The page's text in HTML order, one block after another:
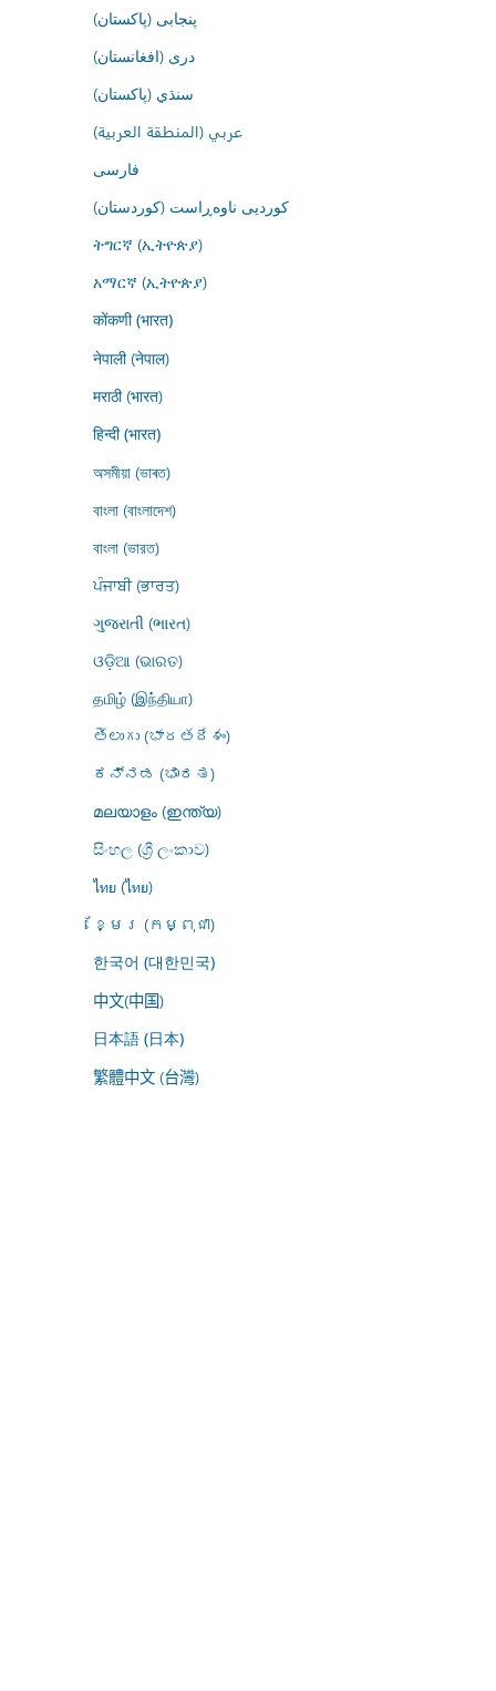
پنجابی (پاکستان)
درى (افغانستان)
سنڌي (پاکستان)
عربي (المنطقة العربية)
فارسى
کوردیی ناوەڕاست (کوردستان)
ትግርኛ (ኢትዮጵያ)
አማርኛ (ኢትዮጵያ)
कोंकणी (भारत)
नेपाली (नेपाल)
मराठी (भारत)
हिन्दी (भारत)
অসমীয়া (ভাৰত)
বাংলা (বাংলাদেশ)
বাংলা (ভারত)
ਪੰਜਾਬੀ (ਭਾਰਤ)
ગુજરાતી (ભારત)
ଓଡ଼ିଆ (ଭାରତ)
தமிழ் (இந்தியா)
తెలుగు (భారతదేశం)
ಕನ್ನಡ (ಭಾರತ)
മലയാളം (ഇന്ത്യ)
සිංහල (ශ්‍රී ලංකාව)
ไทย (ไทย)
ខ្មែរ (កម្ពុជា)
한국어 (대한민국)
中文(中国)
日本語 (日本)
繁體中文 (台灣)